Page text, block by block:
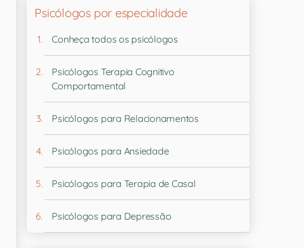
Psicólogos por especialidade
Conheça todos os psicólogos
Psicólogos Terapia Cognitivo
Comportamental
Psicólogos para Relacionamentos
Psicólogos para Ansiedade
Psicólogos para Terapia de Casal
Psicólogos para Depressão